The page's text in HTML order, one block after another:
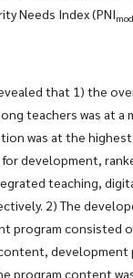
Needs Index (PNI
that 1) the
teachers was at a
was at the highest
development,
teaching,
2) The
program consisted
development
program content